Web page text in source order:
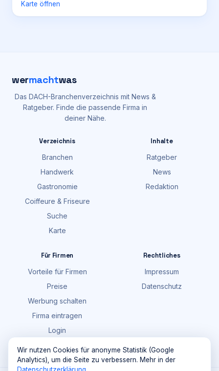
Karte öffnen
wermachtwas
Das DACH-Branchenverzeichnis mit News &
Ratgeber. Finde die passende Firma in
deiner Nähe.
Verzeichnis
Branchen
Handwerk
Gastronomie
Coiffeure & Friseure
Suche
Karte
Inhalte
Ratgeber
News
Redaktion
Für Firmen
Vorteile für Firmen
Preise
Werbung schalten
Firma eintragen
Login
Rechtliches
Impressum
Datenschutz
Wir nutzen Cookies für anonyme Statistik (Google
Analytics), um die Seite zu verbessern. Mehr in der